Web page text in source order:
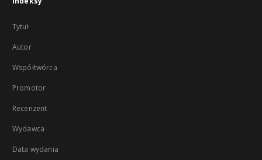
Tytuł
Autor
Współtwórca
Promotor
Recenzent
Wydawca
Data wydania